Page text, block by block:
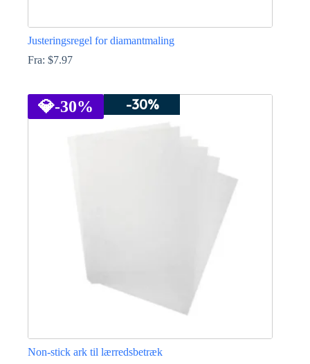
Justeringsregel for diamantmaling
Fra: $7.97
har
flere
💎-30% -30%
Non-stick ark til lærredsbetræk